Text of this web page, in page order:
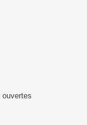
ouvertes